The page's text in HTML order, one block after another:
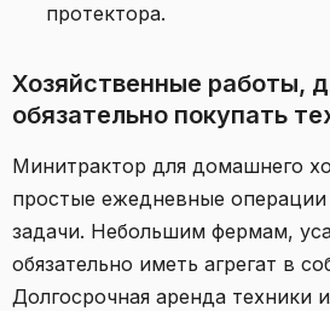
протектора.
Хозяйственные работы,
обязательно покупать
Минитрактор для домашнего
простые ежедневные
задачи. Небольшим фермам,
обязательно иметь агрегат в
Долгосрочная аренда техники